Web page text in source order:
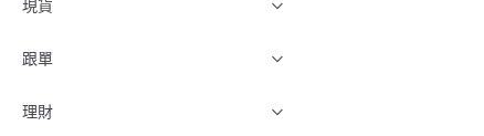
現貨
跟單
理財